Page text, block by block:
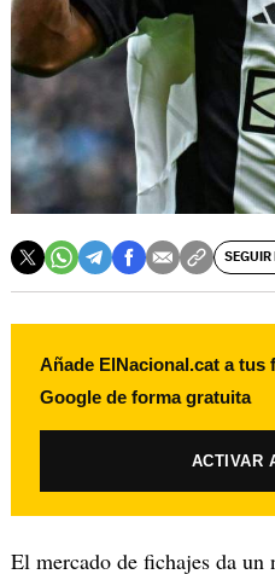
SEGUIR
Añade ElNacional.cat a tus
Google de forma gratuita
ACTIVAR
El mercado de fichajes da un